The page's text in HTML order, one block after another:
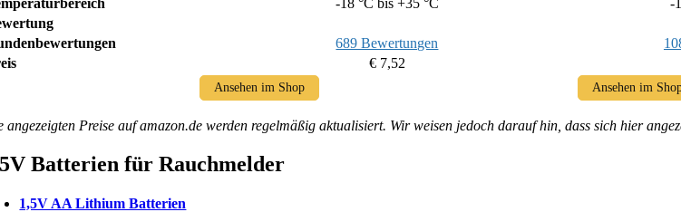
-18 °C bis +35 °C -
689 Bewertungen
€ 7,52
Ansehen im Shop Ansehen im
angezeigten Preise auf amazon.de werden regelmäßig aktualisiert. Wir weisen jedoch darauf hin, dass sich hier
Batterien für Rauchmelder
1,5V AA Lithium Batterien